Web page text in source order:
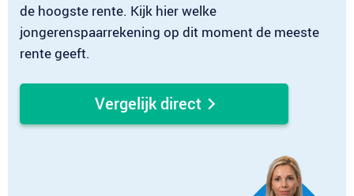
de hoogste rente. Kijk hier welke
jongerenspaarrekening op dit moment de meeste
rente geeft.
Vergelijk direct